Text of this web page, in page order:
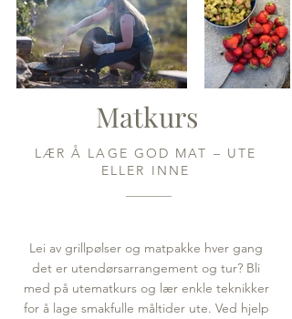
Matkurs
LÆR Å LAGE GOD MAT – UTE
ELLER INNE
Lei av grillpølser og matpakke hver gang
det er utendørsarrangement og tur? Bli
med på utematkurs og lær enkle teknikker
for å lage smakfulle måltider ute. Ved hjelp